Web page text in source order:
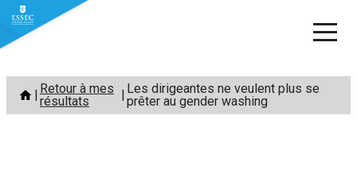
Aller
contenu
Retour à mes
résultats
Les dirigeantes ne veulent plus se
prêter au gender washing